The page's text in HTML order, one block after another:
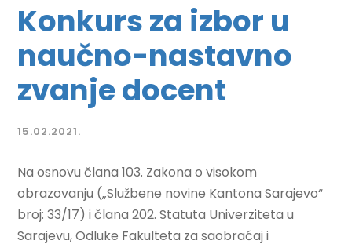
Konkurs za izbor u
naučno-nastavno
zvanje docent
15.02.2021.
Na osnovu člana 103. Zakona o visokom
obrazovanju („Službene novine Kantona Sarajevo“
broj: 33/17) i člana 202. Statuta Univerziteta u
Sarajevu, Odluke Fakulteta za saobraćaj i